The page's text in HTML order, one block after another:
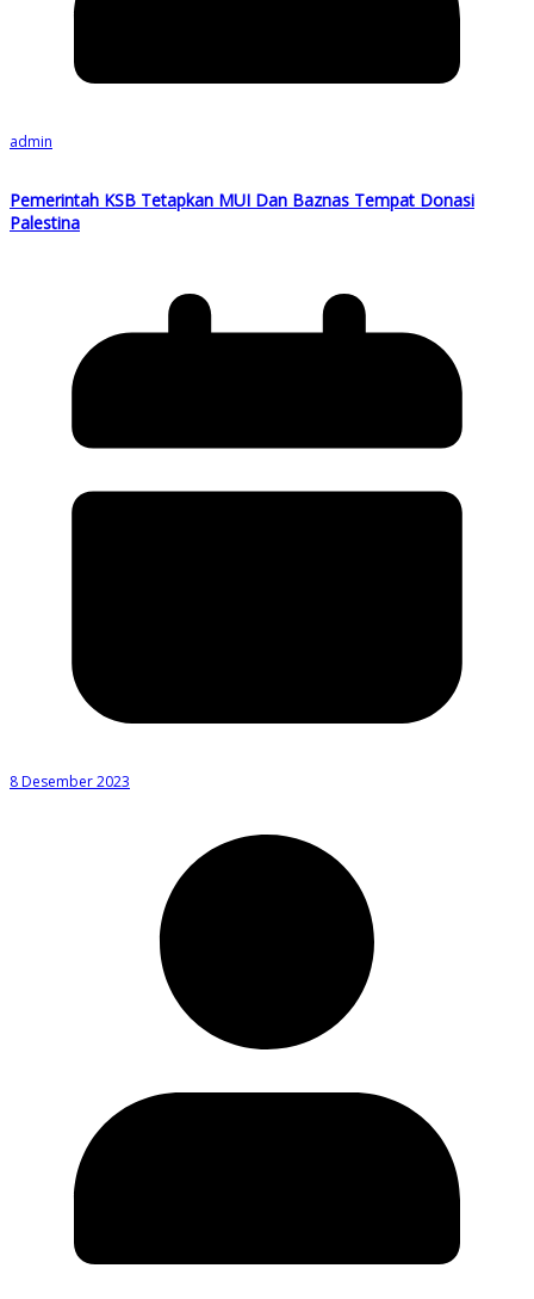
admin
Pemerintah KSB Tetapkan MUI Dan Baznas Tempat Donasi
Palestina
8 Desember 2023